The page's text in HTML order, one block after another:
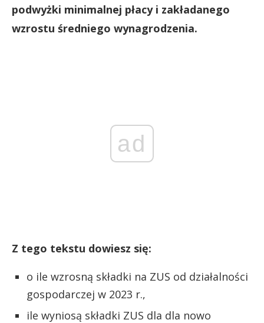
podwyżki minimalnej płacy i zakładanego
wzrostu średniego wynagrodzenia.
ad
Z tego tekstu dowiesz się:
o ile wzrosną składki na ZUS od działalności
gospodarczej w 2023 r.,
ile wyniosą składki ZUS dla dla nowo